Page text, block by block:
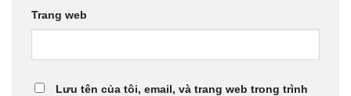
Trang web
Lưu tên của tôi, email, và trang web trong trình